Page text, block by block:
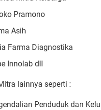
Pramono
Asih
Farma Diagnostika
Innolab dll
lainnya seperti :
Penduduk dan